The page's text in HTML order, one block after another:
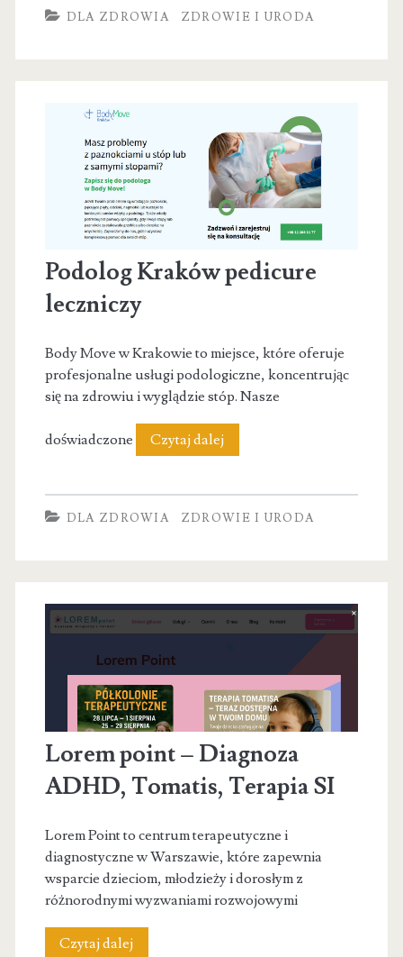
DLA ZDROWIA ZDROWIE I URODA
Podolog Kraków pedicure
leczniczy
Body Move w Krakowie to miejsce, które oferuje
profesjonalne usługi podologiczne, koncentrując
się na zdrowiu i wyglądzie stóp. Nasze
doświadczone Czytaj dalejPodolog
DLA ZDROWIA ZDROWIE I URODA
Lorem point – Diagnoza
ADHD, Tomatis, Terapia SI
Lorem Point to centrum terapeutyczne i
diagnostyczne w Warszawie, które zapewnia
wsparcie dzieciom, młodzieży i dorosłym z
różnorodnymi wyzwaniami rozwojowymi
Czytaj dalejLorem